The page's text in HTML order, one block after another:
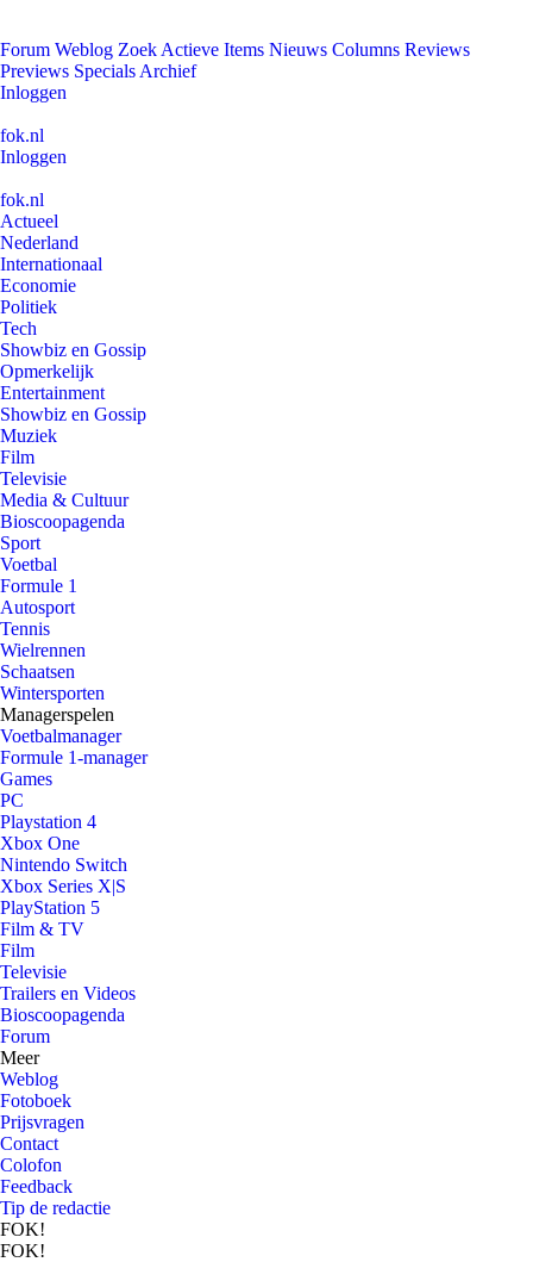
Forum Weblog Zoek Actieve Items Nieuws Columns Reviews
Previews Specials Archief
Inloggen
fok.nl
Inloggen
fok.nl
Actueel
Nederland
Internationaal
Economie
Politiek
Tech
Showbiz en Gossip
Opmerkelijk
Entertainment
Showbiz en Gossip
Muziek
Film
Televisie
Media & Cultuur
Bioscoopagenda
Sport
Voetbal
Formule 1
Autosport
Tennis
Wielrennen
Schaatsen
Wintersporten
Managerspelen
Voetbalmanager
Formule 1-manager
Games
PC
Playstation 4
Xbox One
Nintendo Switch
Xbox Series X|S
PlayStation 5
Film & TV
Film
Televisie
Trailers en Videos
Bioscoopagenda
Forum
Meer
Weblog
Fotoboek
Prijsvragen
Contact
Colofon
Feedback
Tip de redactie
FOK!
FOK!